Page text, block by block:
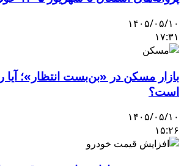
۱۴۰۵/۰۵/۱۰
۱۷:۳۱
بازار مسکن در «بن‌بست انتظار»؛ آیا
است؟
۱۴۰۵/۰۵/۱۰
۱۵:۲۶